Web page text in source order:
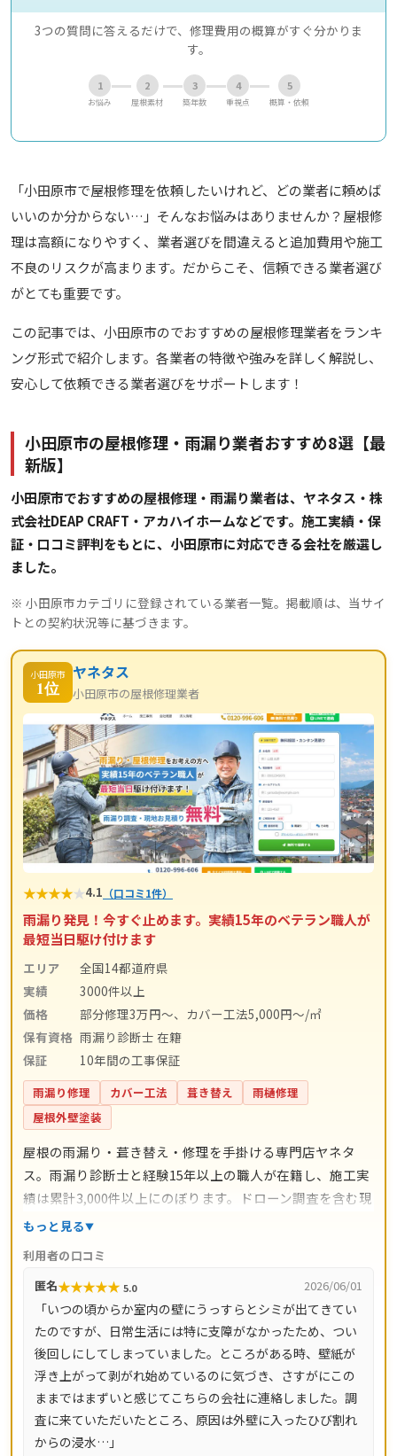
3つの質問に答えるだけで、修理費用の概算がすぐ分かりま
す。
1
お悩み
2
屋根素材
3
築年数
4
重視点
5
概算・依頼
「小田原市で屋根修理を依頼したいけれど、どの業者に頼めば
いいのか分からない…」そんなお悩みはありませんか？屋根修
理は高額になりやすく、業者選びを間違えると追加費用や施工
不良のリスクが高まります。だからこそ、信頼できる業者選び
がとても重要です。
この記事では、小田原市のでおすすめの屋根修理業者をランキ
ング形式で紹介します。各業者の特徴や強みを詳しく解説し、
安心して依頼できる業者選びをサポートします！
小田原市の屋根修理・雨漏り業者おすすめ8選【最
新版】
小田原市でおすすめの屋根修理・雨漏り業者は、ヤネタス・株
式会社DEAP CRAFT・アカハイホームなどです。施工実績・保
証・口コミ評判をもとに、小田原市に対応できる会社を厳選し
ました。
※ 小田原市カテゴリに登録されている業者一覧。掲載順は、当サイ
トとの契約状況等に基づきます。
小田原市
1位
ヤネタス
小田原市の屋根修理業者
★★★★★4.1 （口コミ1件）
雨漏り発見！今すぐ止めます。実績15年のベテラン職人が
最短当日駆け付けます
エリア
全国14都道府県
実績
3000件以上
価格
部分修理3万円～、カバー工法5,000円～/㎡
保有資格 雨漏り診断士 在籍
保証
10年間の工事保証
雨漏り修理 カバー工法 葺き替え
雨樋修理
屋根外壁塗装
屋根の雨漏り・葺き替え・修理を手掛ける専門店ヤネタ
ス。雨漏り診断士と経験15年以上の職人が在籍し、施工実
績は累計3,000件以上にのぼります。ドローン調査を含む現
地調査・お見積り・出張費は無料。瓦ずれ直し1,500円〜/
㎡と料金の目安が明確で、自社職人の直接施工により中間
マージンがかかりません。施工後は10年間の工事保証付
き。東京都・神奈川県・埼玉県・千葉県・茨城県・栃木
県・群馬県など全国14都道府県に対応し、LINE・メールは
24時間受付、最短当日にお伺いします。
もっと見る
利用者の口コミ
匿名★★★★★ 5.0 2026/06/01
「いつの頃からか室内の壁にうっすらとシミが出てきてい
たのですが、日常生活には特に支障がなかったため、つい
後回しにしてしまっていました。ところがある時、壁紙が
浮き上がって剥がれ始めているのに気づき、さすがにこの
ままではまずいと感じてこちらの会社に連絡しました。調
査に来ていただいたところ、原因は外壁に入ったひび割れ
からの浸水…」